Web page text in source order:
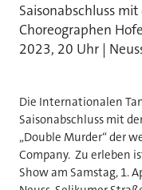
Saisonabschluss
Choreographen
2023, 20 Uhr |
Die Internationalen
Saisonabschluss mit
„Double Murder“ der
Company. Zu erleben
Show am Samstag, 1.